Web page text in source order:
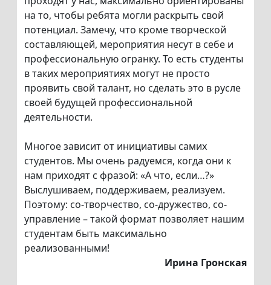
на то, чтобы ребята могли раскрыть свой
потенциал. Замечу, что кроме творческой
составляющей, мероприятия несут в себе и
профессиональную огранку. То есть студенты
в таких мероприятиях могут не просто
проявить свой талант, но сделать это в русле
своей будущей профессиональной
деятельности.
Многое зависит от инициативы самих
студентов. Мы очень радуемся, когда они к
нам приходят с фразой: «А что, если…?»
Выслушиваем, поддерживаем, реализуем.
Поэтому: со-творчество, со-дружество, со-
управление – такой формат позволяет нашим
студентам быть максимально
реализованными!
Ирина Гронская